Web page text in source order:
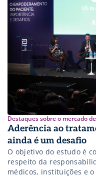
Destaques sobre o mercado
Aderência ao
ainda é um desafio
O objetivo do estudo é
respeito da
médicos, instituições e
conquista e a